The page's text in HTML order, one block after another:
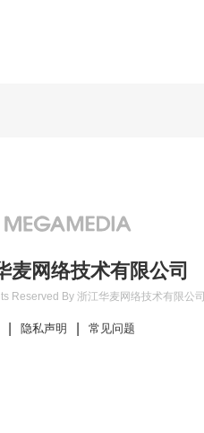
麦网络技术有限公司
Reserved By 浙江华麦网络技术有限公司
隐私声明 常见问题